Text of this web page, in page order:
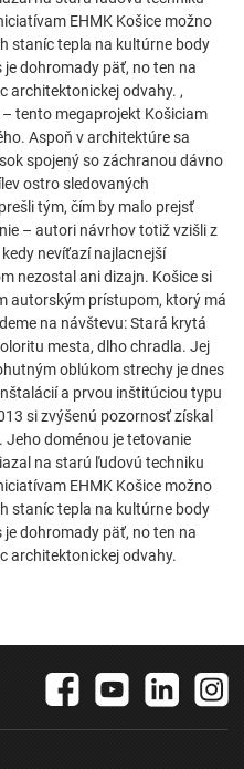
EHMK Košice možno
staníc tepla na kultúrne body
dohromady päť, no ten na
architektonickej odvahy. ,
– tento megaprojekt Košiciam
Aspoň v architektúre sa
spojený so záchranou dávno
ostro sledovaných
tým, čím by malo prejsť
– autori návrhov totiž vzišli z
nevíťazí najlacnejší
nezostal ani dizajn. Košice si
autorským prístupom, ktorý má
na návštevu: Stará krytá
mesta, dlho chradla. Jej
oblúkom strechy je dnes
a prvou inštitúciou typu
si zvýšenú pozornosť získal
doménou je tetovanie
na starú ľudovú techniku
EHMK Košice možno
staníc tepla na kultúrne body
dohromady päť, no ten na
architektonickej odvahy.